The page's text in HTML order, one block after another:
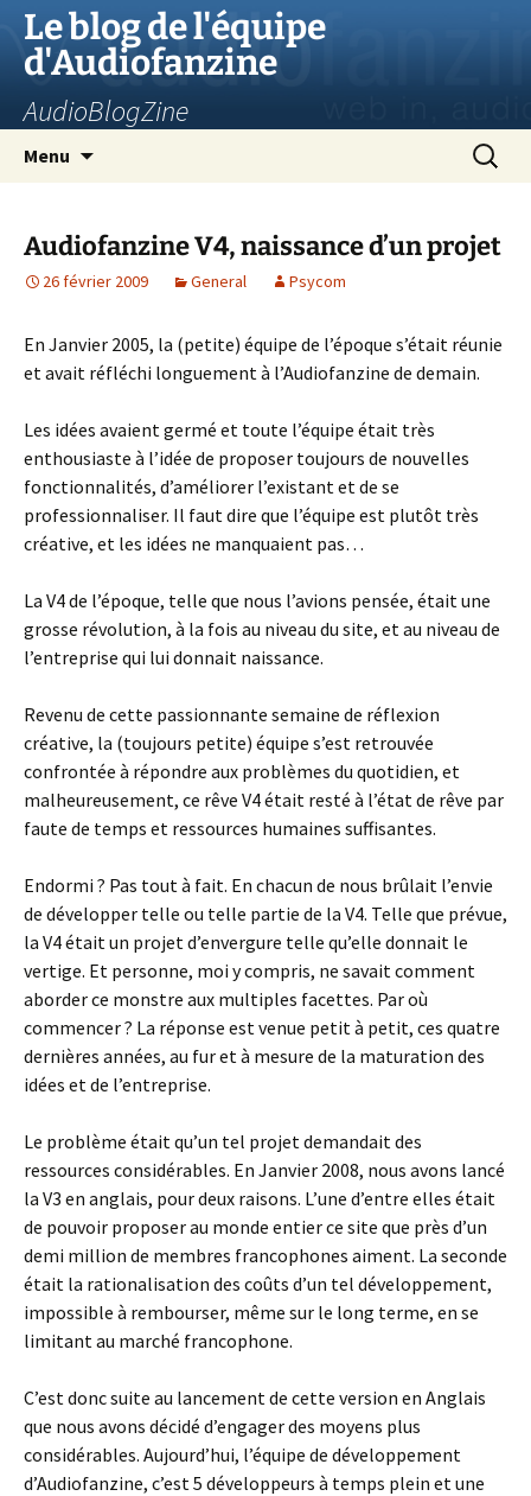
Aller
contenu
Le blog de l'équipe
d'Audiofanzine
AudioBlogZine
Menu
Audiofanzine V4, naissance d’un projet
26 février 2009 General Psycom
En Janvier 2005, la (petite) équipe de l’époque s’était réunie
et avait réfléchi longuement à l’Audiofanzine de demain.
Les idées avaient germé et toute l’équipe était très
enthousiaste à l’idée de proposer toujours de nouvelles
fonctionnalités, d’améliorer l’existant et de se
professionnaliser. Il faut dire que l’équipe est plutôt très
créative, et les idées ne manquaient pas…
La V4 de l’époque, telle que nous l’avions pensée, était une
grosse révolution, à la fois au niveau du site, et au niveau de
l’entreprise qui lui donnait naissance.
Revenu de cette passionnante semaine de réflexion
créative, la (toujours petite) équipe s’est retrouvée
confrontée à répondre aux problèmes du quotidien, et
malheureusement, ce rêve V4 était resté à l’état de rêve par
faute de temps et ressources humaines suffisantes.
Endormi ? Pas tout à fait. En chacun de nous brûlait l’envie
de développer telle ou telle partie de la V4. Telle que prévue,
la V4 était un projet d’envergure telle qu’elle donnait le
vertige. Et personne, moi y compris, ne savait comment
aborder ce monstre aux multiples facettes. Par où
commencer ? La réponse est venue petit à petit, ces quatre
dernières années, au fur et à mesure de la maturation des
idées et de l’entreprise.
Le problème était qu’un tel projet demandait des
ressources considérables. En Janvier 2008, nous avons lancé
la V3 en anglais, pour deux raisons. L’une d’entre elles était
de pouvoir proposer au monde entier ce site que près d’un
demi million de membres francophones aiment. La seconde
était la rationalisation des coûts d’un tel développement,
impossible à rembourser, même sur le long terme, en se
limitant au marché francophone.
C’est donc suite au lancement de cette version en Anglais
que nous avons décidé d’engager des moyens plus
considérables. Aujourd’hui, l’équipe de développement
d’Audiofanzine, c’est 5 développeurs à temps plein et une